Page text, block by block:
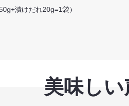
漬けだれ20g=1袋）
美味しい